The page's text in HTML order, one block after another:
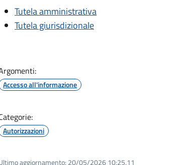
Tutela amministrativa
Tutela giurisdizionale
Accesso all'informazione
Autorizzazioni
aggiornamento: 20/05/2026 10:25.11